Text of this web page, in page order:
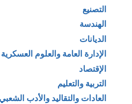
التصنيع
الهندسة
الديانات
الإدارة العامة والعلوم العسكرية
الإقتصاد
التربية والتعليم
العادات والتقاليد والأدب الشعبي